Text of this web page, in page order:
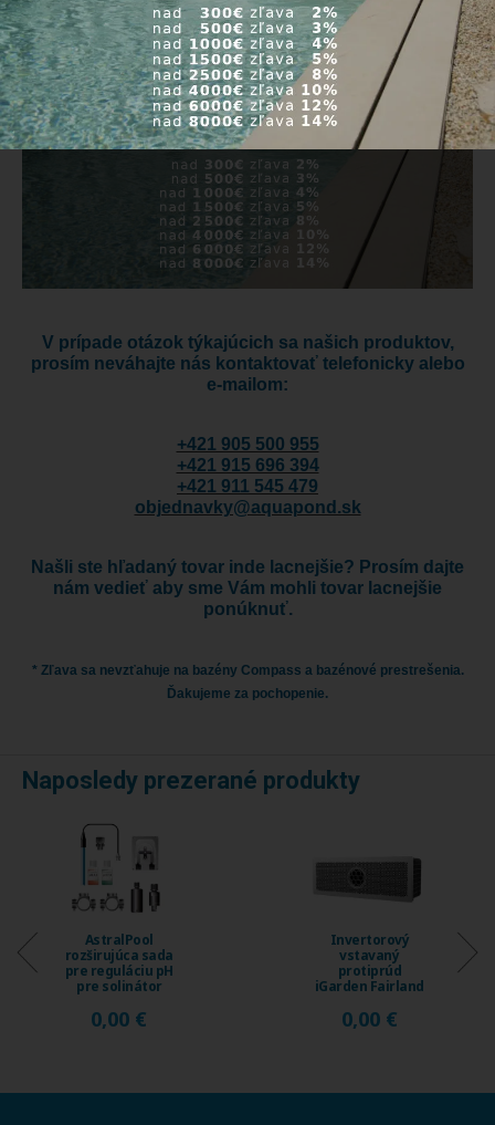
V prípade otázok týkajúcich sa našich produktov,
prosím neváhajte nás kontaktovať telefonicky alebo
e-mailom:
+421 905 500 955
+421 915 696 394
+421 911 545 479
objednavky@aquapond.sk
Našli ste hľadaný tovar inde lacnejšie? Prosím dajte
nám vedieť aby sme Vám mohli tovar lacnejšie
ponúknuť.
* Zľava sa nevzťahuje na bazény Compass a bazénové prestrešenia.
Ďakujeme za pochopenie.
Naposledy prezerané produkty
AstralPool
rozširujúca sada
pre reguláciu pH
pre solinátor
...
0,00 €
Invertorový
vstavaný
protiprúd
iGarden Fairland
230 ...
0,00 €